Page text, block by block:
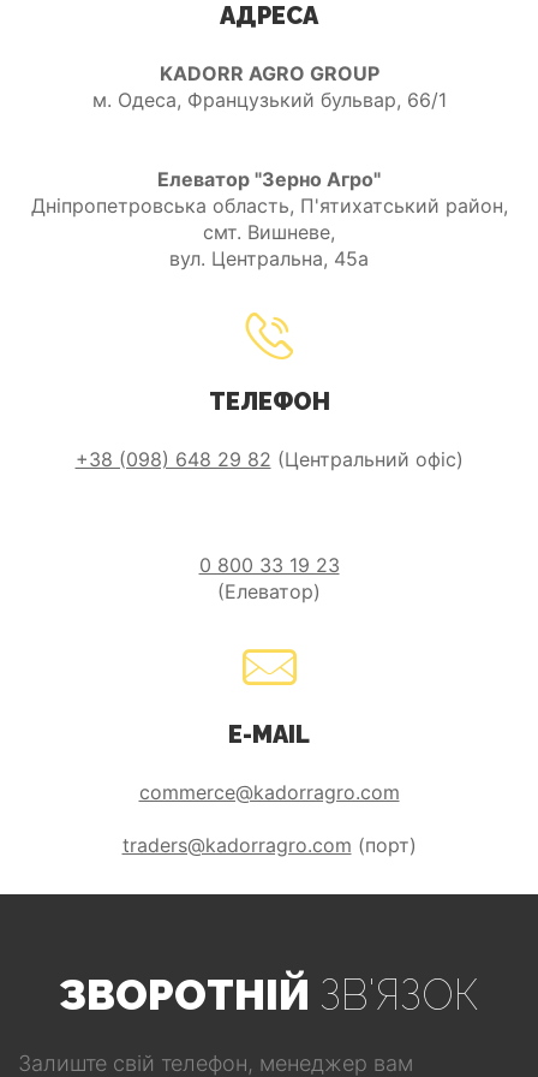
АДРЕСА
KADORR AGRO GROUP
м. Одеса, Французький бульвар, 66/1
Елеватор "Зерно Агро"
Дніпропетровська область, П'ятихатський район,
смт. Вишневе,
вул. Центральна, 45а
ТЕЛЕФОН
+38 (098) 648 29 82 (Центральний офіс)
0 800 33 19 23
(Елеватор)
E-MAIL
commerce@kadorragro.com
traders@kadorragro.com (порт)
ЗВОРОТНІЙ ЗВ'ЯЗОК
Залиште свій телефон, менеджер вам